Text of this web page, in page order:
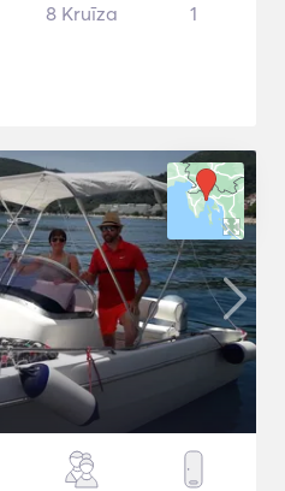
8 Kruīza 1